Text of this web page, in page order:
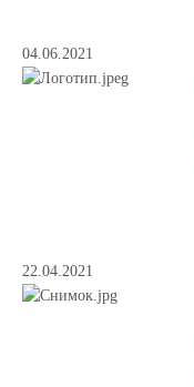
04.06.2021
22.04.2021